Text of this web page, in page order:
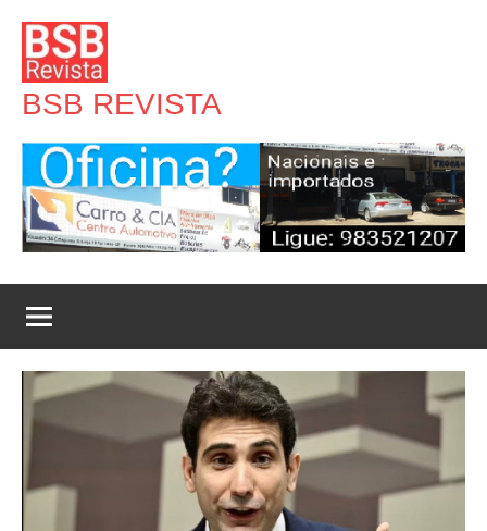
para
conteúdo
BSB REVISTA